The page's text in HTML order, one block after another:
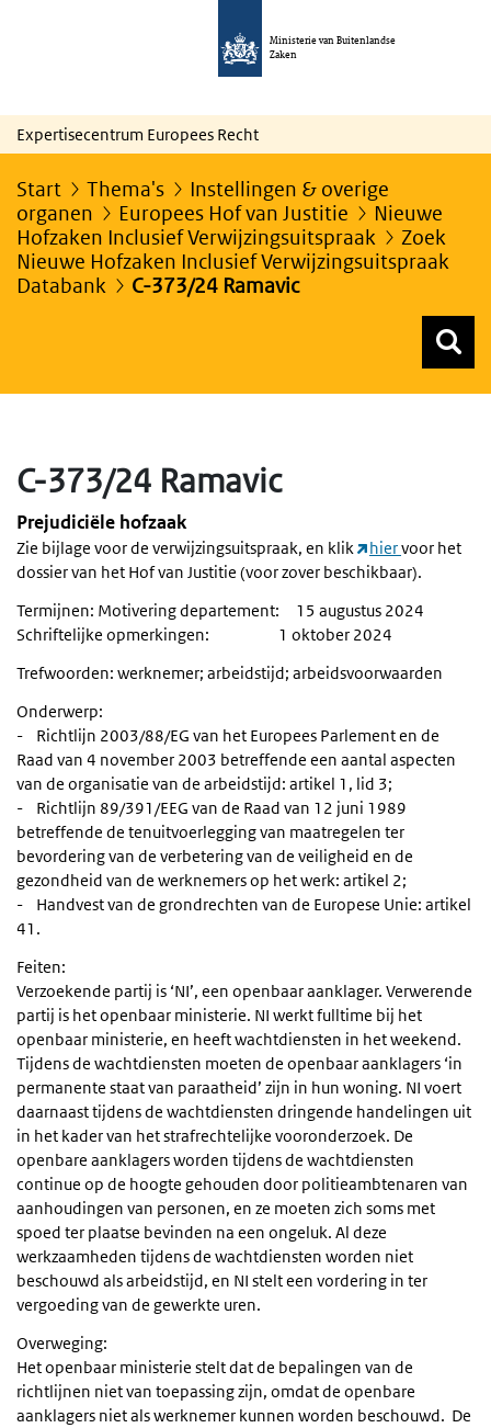
Ministerie van Buitenlandse
Zaken
Expertisecentrum Europees Recht
Start Thema's
Instellingen & overige
organen
Europees Hof van Justitie
Nieuwe
Hofzaken Inclusief Verwijzingsuitspraak
Zoek
Nieuwe Hofzaken Inclusief Verwijzingsuitspraak
Databank
C-373/24 Ramavic
C-373/24 Ramavic
Prejudiciële hofzaak
Zie bijlage voor de verwijzingsuitspraak, en klik hiervoor het
dossier van het Hof van Justitie (voor zover beschikbaar).
Termijnen: Motivering departement: 15 augustus 2024
Schriftelijke opmerkingen: 1 oktober 2024
Trefwoorden: werknemer; arbeidstijd; arbeidsvoorwaarden
Onderwerp:
- Richtlĳn 2003/88/EG van het Europees Parlement en de
Raad van 4 november 2003 betreffende een aantal aspecten
van de organisatie van de arbeidstĳd: artikel 1, lid 3;
- Richtlijn 89/391/EEG van de Raad van 12 juni 1989
betreffende de tenuitvoerlegging van maatregelen ter
bevordering van de verbetering van de veiligheid en de
gezondheid van de werknemers op het werk: artikel 2;
- Handvest van de grondrechten van de Europese Unie: artikel
41.
Feiten:
Verzoekende partij is ‘NI’, een openbaar aanklager. Verwerende
partij is het openbaar ministerie. NI werkt fulltime bij het
openbaar ministerie, en heeft wachtdiensten in het weekend.
Tijdens de wachtdiensten moeten de openbaar aanklagers ‘in
permanente staat van paraatheid’ zijn in hun woning. NI voert
daarnaast tijdens de wachtdiensten dringende handelingen uit
in het kader van het strafrechtelijke vooronderzoek. De
openbare aanklagers worden tijdens de wachtdiensten
continue op de hoogte gehouden door politieambtenaren van
aanhoudingen van personen, en ze moeten zich soms met
spoed ter plaatse bevinden na een ongeluk. Al deze
werkzaamheden tijdens de wachtdiensten worden niet
beschouwd als arbeidstijd, en NI stelt een vordering in ter
vergoeding van de gewerkte uren.
Overweging:
Het openbaar ministerie stelt dat de bepalingen van de
richtlijnen niet van toepassing zijn, omdat de openbare
aanklagers niet als werknemer kunnen worden beschouwd. De